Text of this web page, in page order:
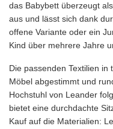
das Babybett überzeugt
aus und lässt sich dank
offene Variante oder ein
Kind über mehrere Jahre
Die passenden Textilien
Möbel abgestimmt und
Hochstuhl von Leander
bietet eine durchdachte
Kauf auf die Materialien: